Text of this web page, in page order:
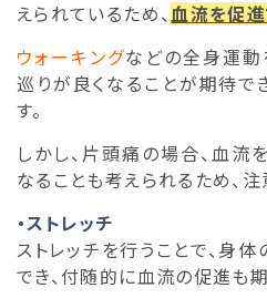
えられているため、 血流を促
ウォーキングなどの全身運動
巡りが良くなることが期待で
す。
しかし、片頭痛の場合、血
なることも考えられるため、注
・ストレッチ
ストレッチを行うことで、身
でき、付随的に血流の促進も期